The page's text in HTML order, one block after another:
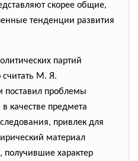
скорее общие,
тенденции развития
партий
М. Я.
поставил проблемы
качестве предмета
привлек для
материал
характер